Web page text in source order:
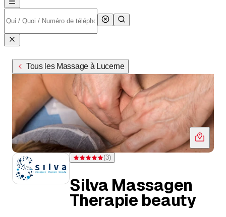
Tous les Massage à Lucerne
Note 5 sur 5 étoiles pour 3 évaluations
(3)
Silva Massagen
Therapie beauty